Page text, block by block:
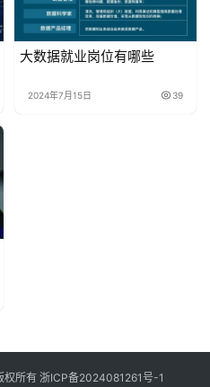
大数据就业岗位有哪些
2024年7月15日 39
权所有 浙ICP备2024081261号-1